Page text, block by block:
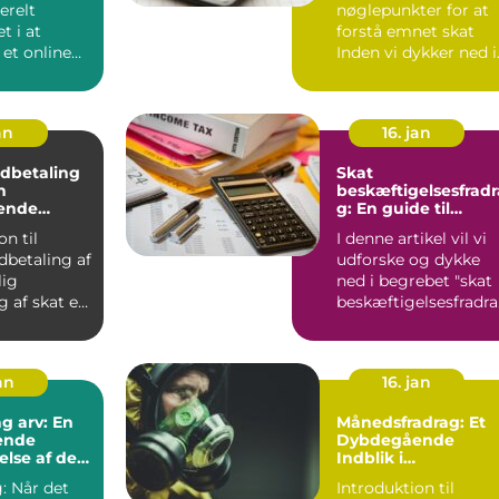
indholdet
i at
online
Tid
nøglepunkter for at
forstå emnet skat
Inden vi dykker ned i
til
af
af skat er
16. jan
Skat
g: En guide til
udvikling gennem
tiden
I denne artikel vil vi
udforske og dykke
ned i begrebet "skat
arv: En
af det
Når det
16. jan
Månedsfradrag: Et
Dybdegående
Indblik i
Evolution
Introduktion til